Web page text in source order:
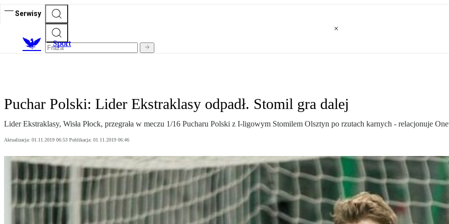
Serwisy
Sport
Puchar Polski: Lider Ekstraklasy odpadł. Stomil gra dalej
Lider Ekstraklasy, Wisła Płock, przegrała w meczu 1/16 Pucharu Polski z I-ligowym Stomilem Olsztyn po rzutach karnych - relacjonuje
Aktualizacja: 01.11.2019 06:53 Publikacja: 01.11.2019 06:46